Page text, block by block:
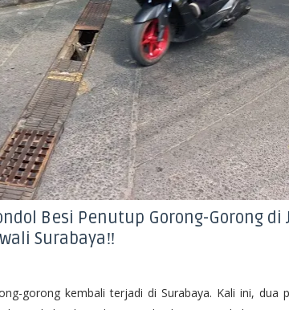
Besi Penutup Gorong-Gorong di
Surabaya‼️
gorong kembali terjadi di Surabaya. Kali ini, dua